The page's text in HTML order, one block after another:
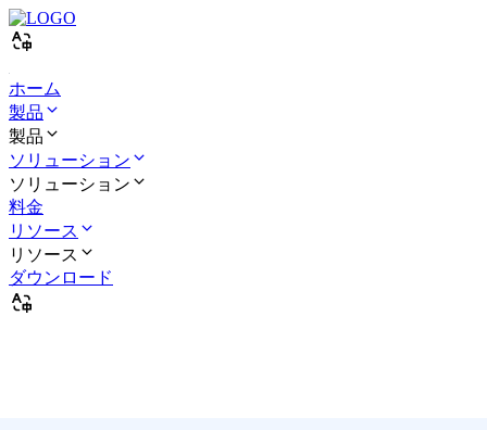
ホーム
製品
製品
ソリューション
ソリューション
料金
リソース
リソース
ダウンロード